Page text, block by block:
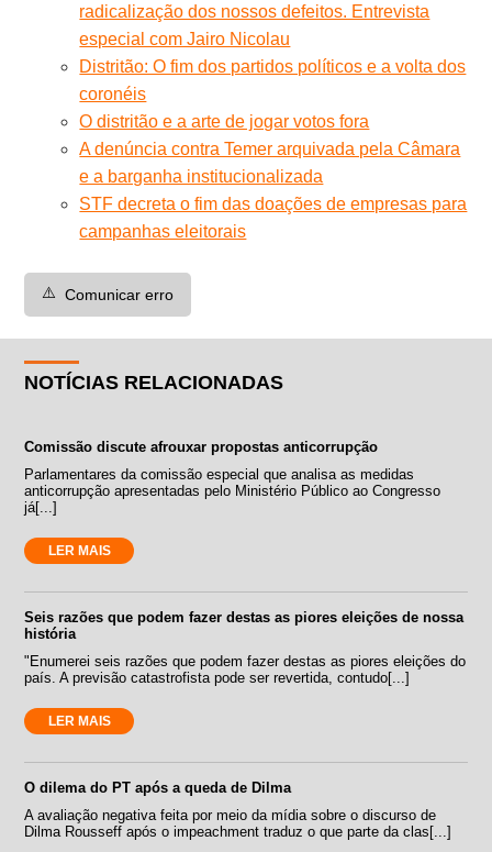
radicalização dos nossos defeitos. Entrevista
especial com Jairo Nicolau
Distritão: O fim dos partidos políticos e a volta dos
coronéis
O distritão e a arte de jogar votos fora
A denúncia contra Temer arquivada pela Câmara
e a barganha institucionalizada
STF decreta o fim das doações de empresas para
campanhas eleitorais
⚠️ Comunicar erro
NOTÍCIAS RELACIONADAS
Comissão discute afrouxar propostas anticorrupção
Parlamentares da comissão especial que analisa as medidas
anticorrupção apresentadas pelo Ministério Público ao Congresso
já[...]
LER MAIS
Seis razões que podem fazer destas as piores eleições de nossa
história
"Enumerei seis razões que podem fazer destas as piores eleições do
país. A previsão catastrofista pode ser revertida, contudo[...]
LER MAIS
O dilema do PT após a queda de Dilma
A avaliação negativa feita por meio da mídia sobre o discurso de
Dilma Rousseff após o impeachment traduz o que parte da clas[...]